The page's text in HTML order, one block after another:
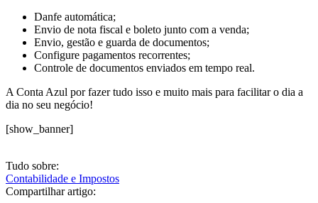
Danfe automática;
Envio de nota fiscal e boleto junto com a venda;
Envio, gestão e guarda de documentos;
Configure pagamentos recorrentes;
Controle de documentos enviados em tempo real.
A Conta Azul por fazer tudo isso e muito mais para facilitar o dia a
dia no seu negócio!
[show_banner]
Tudo sobre:
Contabilidade e Impostos
Compartilhar artigo: